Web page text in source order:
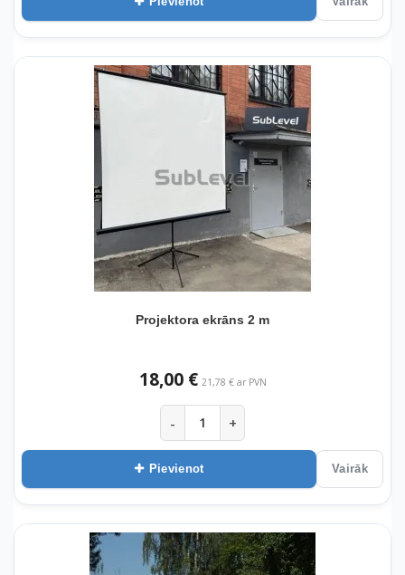
Projektora ekrāns 2 m
18,00 € 21,78 € ar PVN
- +
Pievienot Vairāk